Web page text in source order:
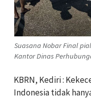
Suasana Nobar Final
Kantor Dinas
KBRN, Kediri :
Indonesia tidak